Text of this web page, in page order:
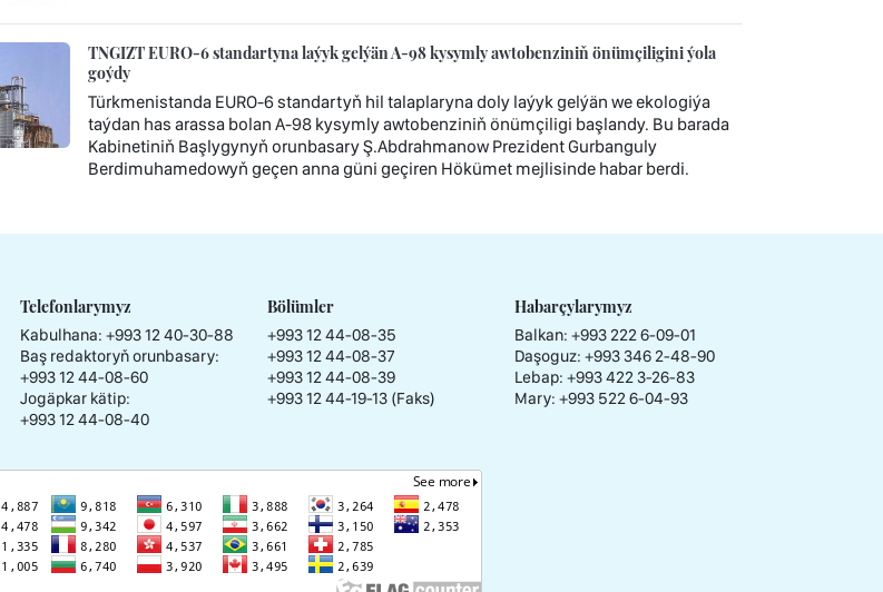
TNGIZT EURO-6 standartyna laýyk gelýän A-98 kysymly awtobenziniň önümçiligini ýola
goýdy
Türkmenistanda EURO-6 standartyň hil talaplaryna doly laýyk gelýän we ekologiýa
taýdan has arassa bolan A-98 kysymly awtobenziniň önümçiligi başlandy. Bu barada
Kabinetiniň Başlygynyň orunbasary Ş.Abdrahmanow Prezident Gurbanguly
Berdimuhamedowyň geçen anna güni geçiren Hökümet mejlisinde habar berdi.
Telefonlarymyz
Kabulhana: +993 12 40-30-88
Baş redaktoryň orunbasary:
+993 12 44-08-60
Jogäpkar kätip:
+993 12 44-08-40
Bölümler
+993 12 44-08-35
+993 12 44-08-37
+993 12 44-08-39
+993 12 44-19-13 (Faks)
Habarçylarymyz
Balkan: +993 222 6-09-01
Daşoguz: +993 346 2-48-90
Lebap: +993 422 3-26-83
Mary: +993 522 6-04-93